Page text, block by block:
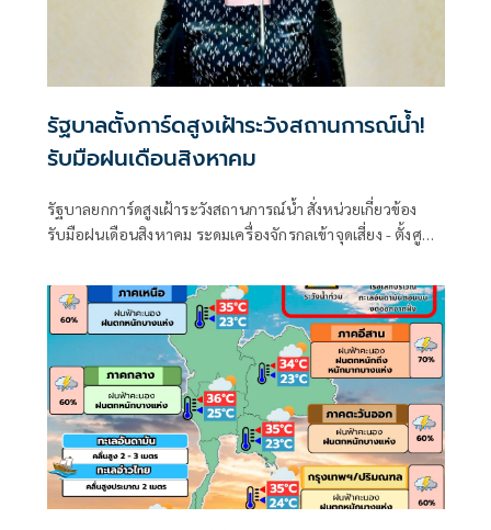
รัฐบาลตั้งการ์ดสูงเฝ้าระวังสถานการณ์น้ำ!
รับมือฝนเดือนสิงหาคม
รัฐบาลยกการ์ดสูงเฝ้าระวังสถานการณ์น้ำ สั่งหน่วยเกี่ยวข้อง
รับมือฝนเดือนสิงหาคม ระดมเครื่องจักรกลเข้าจุดเสี่ยง - ตั้งศูนย์